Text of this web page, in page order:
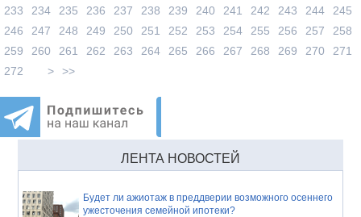
233
234 235 236 237 238 239 240 241 242 243 244
245
246
247 248 249 250 251 252 253 254 255 256 257
258
259
260 261 262 263 264 265 266 267 268 269 270
271
272
> >>
ЛЕНТА НОВОСТЕЙ
Будет ли ажиотаж в преддверии возможного осеннего
ужесточения семейной ипотеки?